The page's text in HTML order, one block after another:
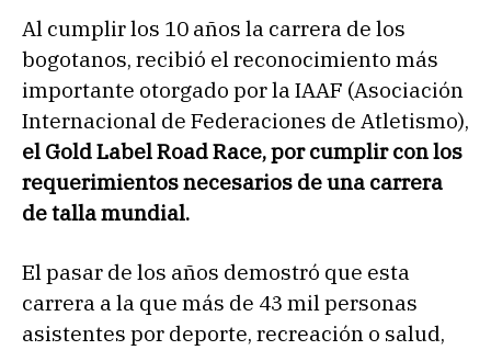
Al cumplir los 10 años la carrera de los
bogotanos, recibió el reconocimiento más
importante otorgado por la IAAF (Asociación
Internacional de Federaciones de Atletismo),
el Gold Label Road Race, por cumplir con los
requerimientos necesarios de una carrera
de talla mundial.
El pasar de los años demostró que esta
carrera a la que más de 43 mil personas
asistentes por deporte, recreación o salud,